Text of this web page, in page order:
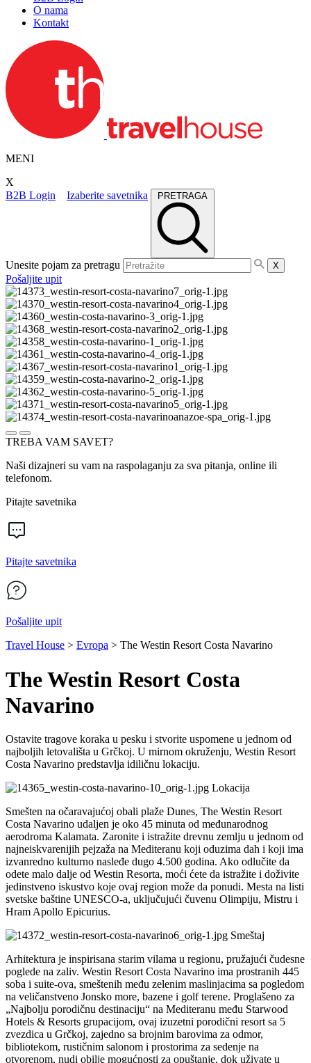
O nama
Kontakt
MENI
X
B2B Login
Izaberite savetnika PRETRAGA
Unesite pojam za pretragu X
Pošaljite upit
TREBA VAM SAVET?
Naši dizajneri su vam na raspolaganju za sva pitanja, online ili
telefonom.
Pitajte savetnika
Pitajte savetnika
Pošaljite upit
Travel House > Evropa > The Westin Resort Costa Navarino
The Westin Resort Costa
Navarino
Ostavite tragove koraka u pesku i stvorite uspomene u jednom od
najboljih letovališta u Grčkoj. U mirnom okruženju, Westin Resort
Costa Navarino predstavlja idiličnu lokaciju.
Lokacija
Smešten na očaravajućoj obali plaže Dunes, The Westin Resort
Costa Navarino udaljen je oko 45 minuta od međunarodnog
aerodroma Kalamata. Zaronite i istražite drevnu zemlju u jednom od
najneiskvarenijih pejzaža na Mediteranu koji oduzima dah i koji ima
izvanredno kulturno nasleđe dugo 4.500 godina. Ako odlučite da
odete malo dalje od Westin Resorta, moći ćete da istražite i doživite
jedinstveno iskustvo koje ovaj region može da ponudi. Mesta na listi
svetske baštine UNESCO-a, uključujući čuvenu Olimpiju, Mistru i
Hram Apollo Epicurius.
Smeštaj
Arhitektura je inspirisana starim vilama u regionu, pružajući čudesne
poglede na zaliv. Westin Resort Costa Navarino ima prostranih 445
soba i suite-ova, smeštenih među zelenim maslinjacima sa pogledom
na veličanstveno Jonsko more, bazene i golf terene. Proglašeno za
„Najbolju porodičnu destinaciju“ na Mediteranu među Starwood
Hotels & Resorts grupacijom, ovaj izuzetni porodični resort sa 5
zvezdica u Grčkoj, zajedno sa brojnim barovima za odmor,
bibliotekom, rustičnim salonom i prostorima za sedenje na
otvorenom, nudi obilje mogućnosti za opuštanje, dok uživate u